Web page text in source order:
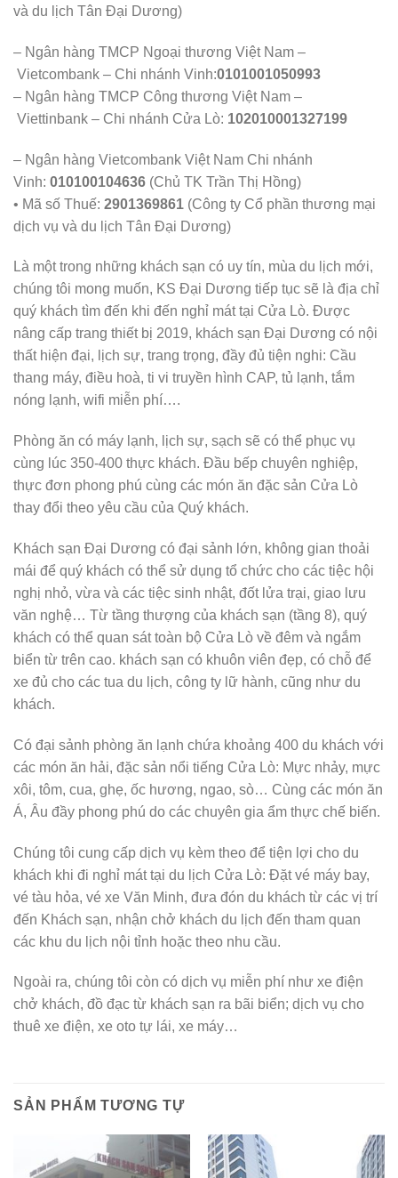
và du lịch Tân Đại Dương)
– Ngân hàng TMCP Ngoại thương Việt Nam –
Vietcombank – Chi nhánh Vinh:0101001050993
– Ngân hàng TMCP Công thương Việt Nam –
Viettinbank – Chi nhánh Cửa Lò: 102010001327199
– Ngân hàng Vietcombank Việt Nam Chi nhánh
Vinh: 010100104636 (Chủ TK Trần Thị Hồng)
• Mã số Thuế: 2901369861 (Công ty Cổ phần thương mại
dịch vụ và du lịch Tân Đại Dương)
Là một trong những khách sạn có uy tín, mùa du lịch mới,
chúng tôi mong muốn, KS Đại Dương tiếp tục sẽ là địa chỉ
quý khách tìm đến khi đến nghỉ mát tại Cửa Lò. Được
nâng cấp trang thiết bị 2019, khách sạn Đại Dương có nội
thất hiện đại, lịch sự, trang trọng, đầy đủ tiện nghi: Cầu
thang máy, điều hoà, ti vi truyền hình CAP, tủ lạnh, tắm
nóng lạnh, wifi miễn phí….
Phòng ăn có máy lạnh, lịch sự, sạch sẽ có thể phục vụ
cùng lúc 350-400 thực khách. Đầu bếp chuyên nghiệp,
thực đơn phong phú cùng các món ăn đặc sản Cửa Lò
thay đổi theo yêu cầu của Quý khách.
Khách sạn Đại Dương có đại sảnh lớn, không gian thoải
mái để quý khách có thể sử dụng tổ chức cho các tiệc hội
nghị nhỏ, vừa và các tiệc sinh nhật, đốt lửa trại, giao lưu
văn nghệ… Từ tầng thượng của khách sạn (tầng 8), quý
khách có thể quan sát toàn bộ Cửa Lò về đêm và ngắm
biển từ trên cao. khách sạn có khuôn viên đẹp, có chỗ để
xe đủ cho các tua du lịch, công ty lữ hành, cũng như du
khách.
Có đại sảnh phòng ăn lạnh chứa khoảng 400 du khách với
các món ăn hải, đặc sản nổi tiếng Cửa Lò: Mực nhảy, mực
xôi, tôm, cua, ghẹ, ốc hương, ngao, sò… Cùng các món ăn
Á, Âu đầy phong phú do các chuyên gia ẩm thực chế biến.
Chúng tôi cung cấp dịch vụ kèm theo để tiện lợi cho du
khách khi đi nghỉ mát tại du lịch Cửa Lò: Đặt vé máy bay,
vé tàu hỏa, vé xe Văn Minh, đưa đón du khách từ các vị trí
đến Khách sạn, nhận chở khách du lịch đến tham quan
các khu du lịch nội tỉnh hoặc theo nhu cầu.
Ngoài ra, chúng tôi còn có dịch vụ miễn phí như xe điện
chở khách, đồ đạc từ khách sạn ra bãi biển; dịch vụ cho
thuê xe điện, xe oto tự lái, xe máy…
SẢN PHẨM TƯƠNG TỰ